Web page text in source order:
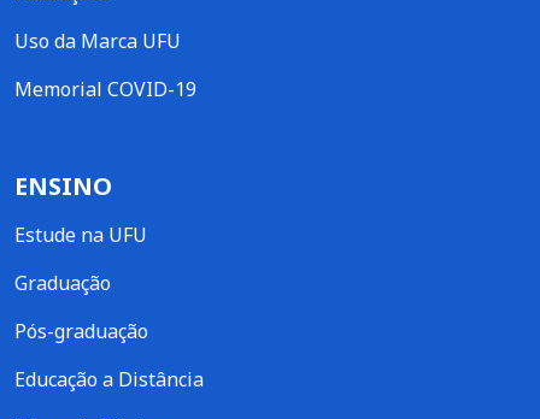
Uso da Marca UFU
Memorial COVID-19
ENSINO
Estude na UFU
Graduação
Pós-graduação
Educação a Distância